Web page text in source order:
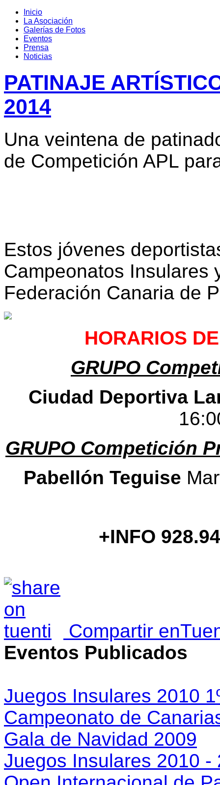
Inicio
La Asociación
Galerías de Fotos
Eventos
Prensa
Noticias
PATINAJE
2014
Una veintena de
de Competición APL
Estos jóvenes
Campeonatos Insulares
Federación Canaria de
HORARIOS
GRUPO
Ciudad Deportiva
GRUPO Competición
Pabellón Teguise
+INFO
Compartir
Eventos Publicados
Juegos Insulares 2010
Campeonato de
Gala de Navidad 2009
Juegos Insulares 2010 -